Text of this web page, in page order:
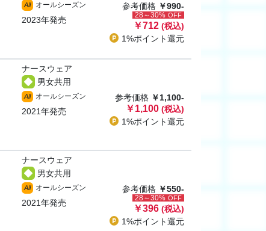
All オールシーズン
2023年発売
参考価格 ￥990-
28～30% OFF
￥712 (税込)
1%ポイント還元
ナースウェア
男女共用
All オールシーズン
2021年発売
参考価格 ￥1,100-
￥1,100 (税込)
1%ポイント還元
ナースウェア
男女共用
All オールシーズン
2021年発売
参考価格 ￥550-
28～30% OFF
￥396 (税込)
1%ポイント還元